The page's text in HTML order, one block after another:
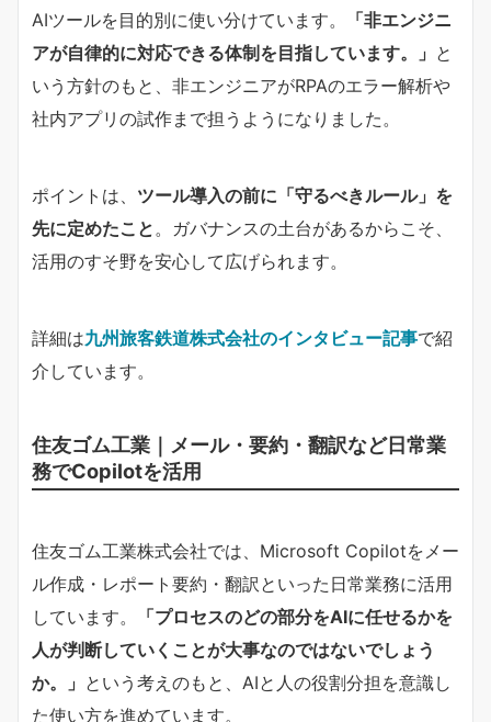
AIツールを目的別に使い分けています。​
​「非エンジニ
アが自律的に対応できる体制を目指しています。」​ ​と
いう方針のもと、非エンジニアがRPAのエラー解析や
社内アプリの試作まで担うようになりました。
ポイントは、​ ​ツール導入の前に「守るべきルール」を
先に定めたこと​ ​。ガバナンスの土台があるからこそ、
活用のすそ野を安心して広げられます。
詳細は九州旅客鉄道株式会社のインタビュー記事で紹
介しています。
住友ゴム工業｜メール・要約・翻訳など日常業
務でCopilotを活用
住友ゴム工業株式会社では、Microsoft Copilotをメー
ル作成・レポート要約・翻訳といった日常業務に活用
しています。​
​「プロセスのどの部分をAIに任せるかを
人が判断していくことが大事なのではないでしょう
か。」​ ​という考えのもと、AIと人の役割分担を意識し
た使い方を進めています。